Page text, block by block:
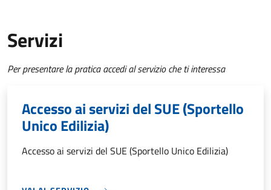
Servizi
Per presentare la pratica accedi al servizio che ti interessa
Accesso ai servizi del SUE (Sportello
Unico Edilizia)
Accesso ai servizi del SUE (Sportello Unico Edilizia)